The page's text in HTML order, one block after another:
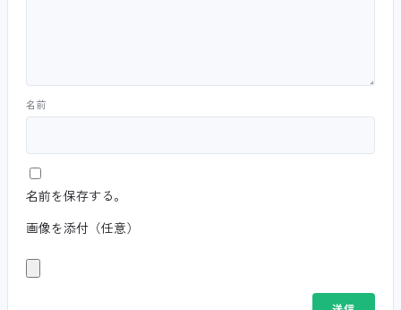
名前
名前を保存する。
画像を添付（任意）